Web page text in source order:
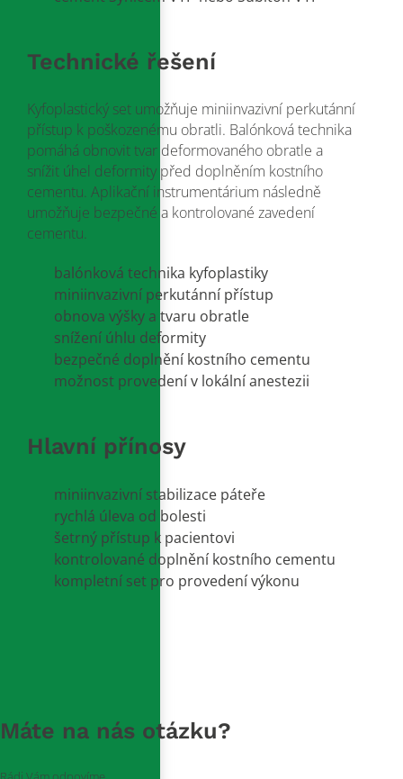
Technické řešení
Kyfoplastický set umožňuje miniinvazivní perkutánní
přístup k poškozenému obratli. Balónková technika
pomáhá obnovit tvar deformovaného obratle a
snížit úhel deformity před doplněním kostního
cementu. Aplikační instrumentárium následně
umožňuje bezpečné a kontrolované zavedení
cementu.
balónková technika kyfoplastiky
miniinvazivní perkutánní přístup
obnova výšky a tvaru obratle
snížení úhlu deformity
bezpečné doplnění kostního cementu
možnost provedení v lokální anestezii
Hlavní přínosy
miniinvazivní stabilizace páteře
rychlá úleva od bolesti
šetrný přístup k pacientovi
kontrolované doplnění kostního cementu
kompletní set pro provedení výkonu
Máte na nás otázku?